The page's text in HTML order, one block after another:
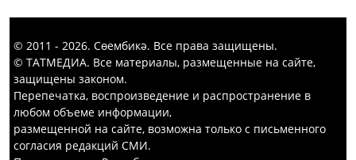
© 2011 - 2026. Сөембикә. Все права защищены.
© ТАТМЕДИА. Все материалы, размещенные на сайте,
защищены законом.
Перепечатка, воспроизведение и распространение в
любом объеме информации,
размещенной на сайте, возможна только с письменного
согласия редакций СМИ.